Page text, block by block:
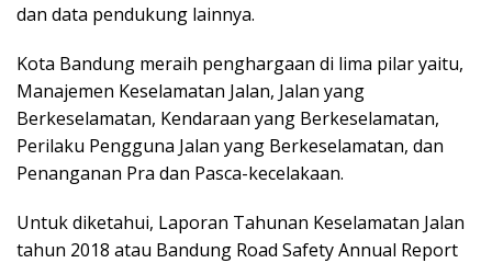
dan data pendukung lainnya.
Kota Bandung meraih penghargaan di lima pilar yaitu,
Manajemen Keselamatan Jalan, Jalan yang
Berkeselamatan, Kendaraan yang Berkeselamatan,
Perilaku Pengguna Jalan yang Berkeselamatan, dan
Penanganan Pra dan Pasca-kecelakaan.
Untuk diketahui, Laporan Tahunan Keselamatan Jalan
tahun 2018 atau Bandung Road Safety Annual Report